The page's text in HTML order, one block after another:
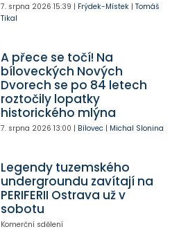
7. srpna 2026 15:39 | Frýdek-Místek| Tomáš
Tikal
A přece se točí! Na
bíloveckých Nových
Dvorech se po 84 letech
roztočily lopatky
historického mlýna
7. srpna 2026 13:00 | Bílovec| Michal Slonina
Legendy tuzemského
undergroundu zavítají na
PERIFERII Ostrava už v
sobotu
Komerční sdělení